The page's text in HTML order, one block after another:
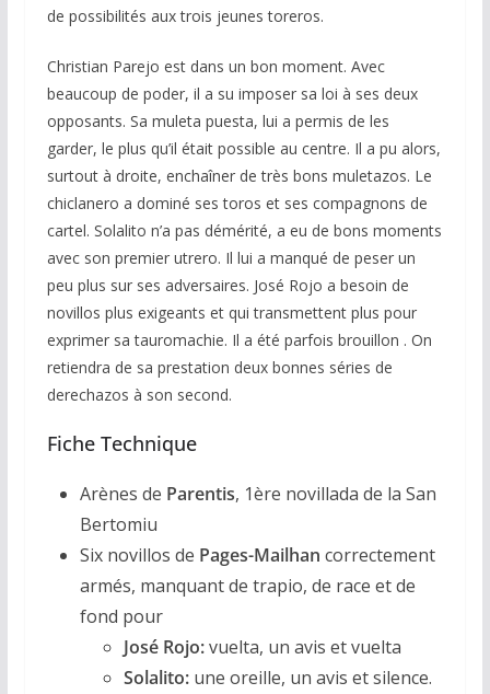
de possibilités aux trois jeunes toreros.
Christian Parejo est dans un bon moment. Avec
beaucoup de poder, il a su imposer sa loi à ses deux
opposants. Sa muleta puesta, lui a permis de les
garder, le plus qu’il était possible au centre. Il a pu alors,
surtout à droite, enchaîner de très bons muletazos. Le
chiclanero a dominé ses toros et ses compagnons de
cartel. Solalito n’a pas démérité, a eu de bons moments
avec son premier utrero. Il lui a manqué de peser un
peu plus sur ses adversaires. José Rojo a besoin de
novillos plus exigeants et qui transmettent plus pour
exprimer sa tauromachie. Il a été parfois brouillon . On
retiendra de sa prestation deux bonnes séries de
derechazos à son second.
Fiche Technique
Arènes de Parentis, 1ère novillada de la San
Bertomiu
Six novillos de Pages-Mailhan correctement
armés, manquant de trapio, de race et de
fond pour
José Rojo:vuelta, un avis et vuelta
Solalito: une oreille, un avis et silence.